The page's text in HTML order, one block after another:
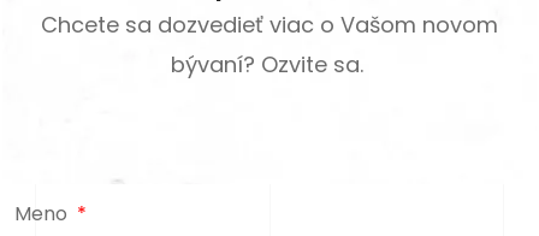
Chcete sa dozvedieť viac o Vašom novom
bývaní? Ozvite sa.
Meno